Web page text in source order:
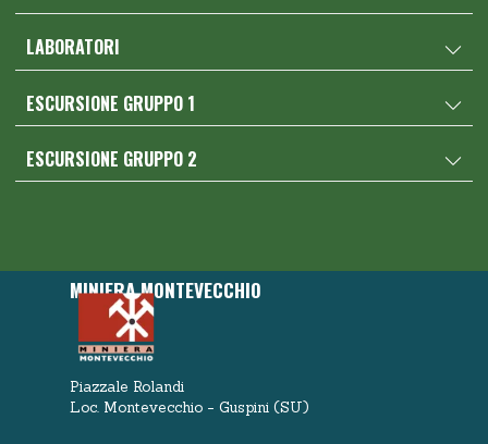
LABORATORI
ESCURSIONE GRUPPO 1
ESCURSIONE GRUPPO 2
MINIERA MONTEVECCHIO
Piazzale Rolandi
Loc. Montevecchio - Guspini (SU)